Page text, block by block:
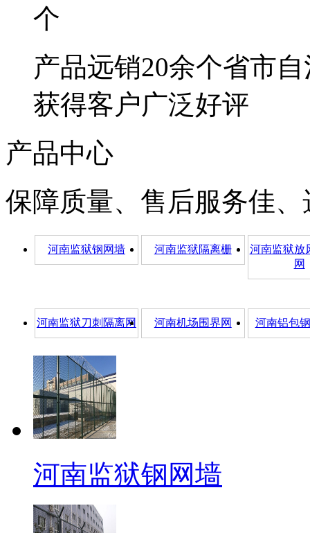
个
产品远销20余个省市
获得客户广泛好评
产品中心
保障质量、售后服务佳
河南监狱钢网墙 河南监狱隔离栅
河南监狱放
网
河南监狱刀刺隔离网 河南机场围界网 河南铝包
河南监狱钢网墙